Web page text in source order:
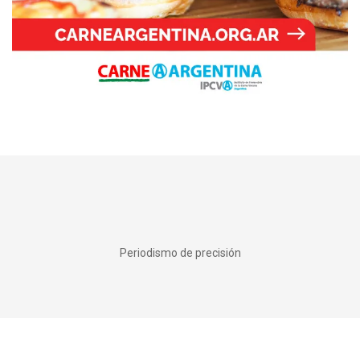
Periodismo de precisión